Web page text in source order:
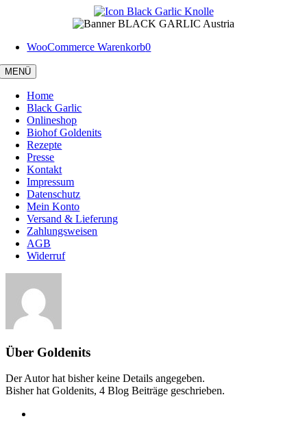
WooCommerce Warenkorb0
MENÜ
Home
Black Garlic
Onlineshop
Biohof Goldenits
Rezepte
Presse
Kontakt
Impressum
Datenschutz
Mein Konto
Versand & Lieferung
Zahlungsweisen
AGB
Widerruf
Über Goldenits
Der Autor hat bisher keine Details angegeben.
Bisher hat Goldenits, 4 Blog Beiträge geschrieben.